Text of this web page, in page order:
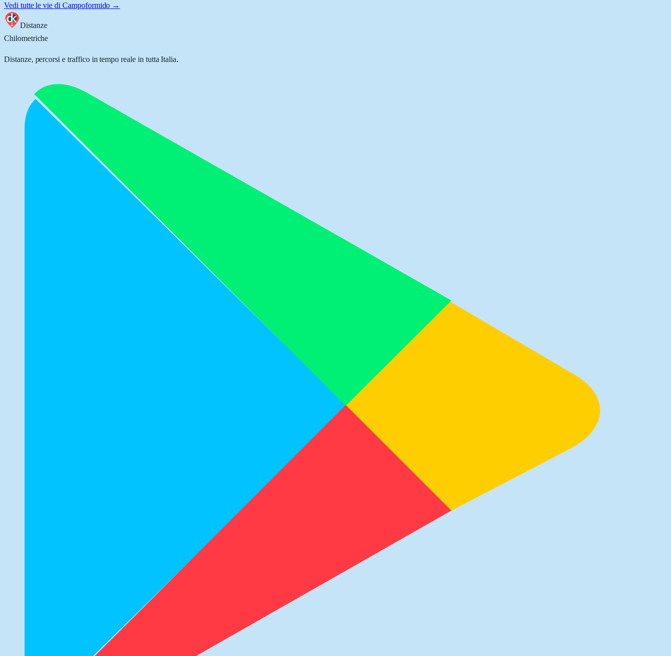
Vedi tutte le vie di Campoformido →
Distanze
Chilometriche
Distanze, percorsi e traffico in tempo reale in tutta Italia.